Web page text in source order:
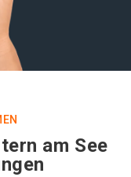
am See